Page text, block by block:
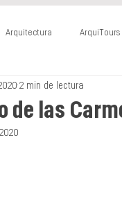
Arquitectura ArquiTours
Patrimonio
de las
2 min de lectura